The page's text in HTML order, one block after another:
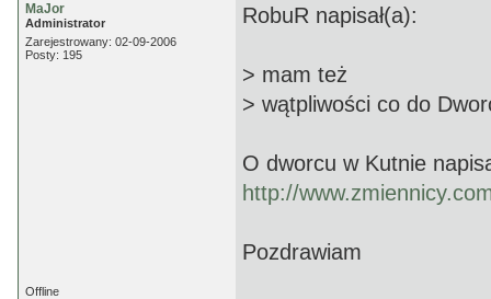
MaJor
Administrator
Zarejestrowany: 02-09-2006
Posty: 195
RobuR napisał(a):
> mam też
> wątpliwości co do
O dworcu w Kutnie
http://
Pozdrawiam
Offline